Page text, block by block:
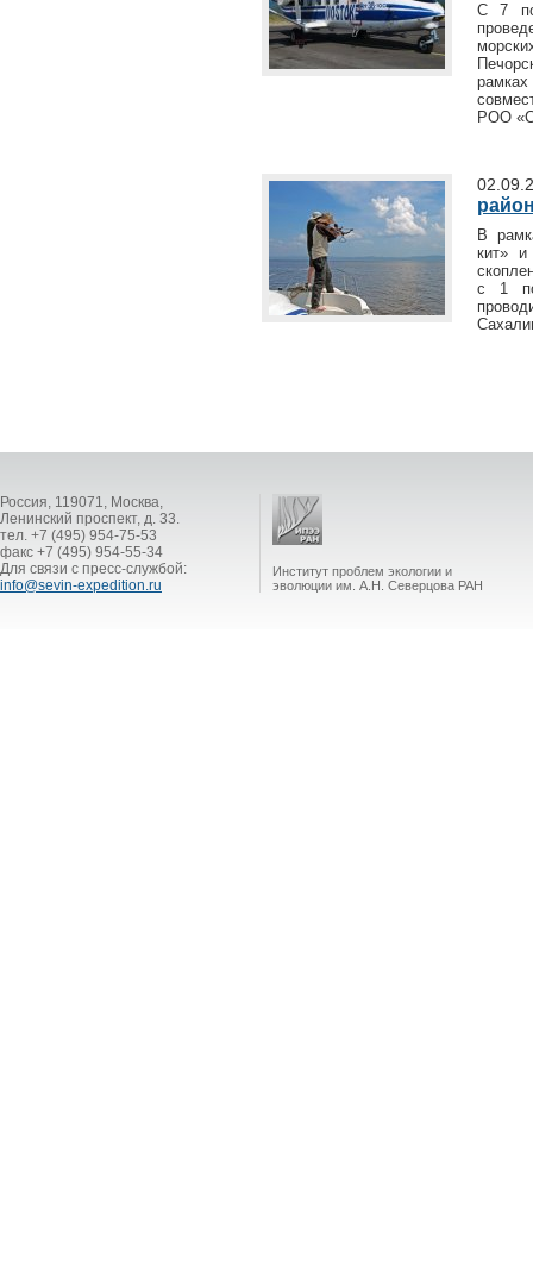
С 7 по
РОО
В
кит» и
с 1
Россия, 119071, Москва,
Ленинский проспект, д. 33.
тел. +7 (495) 954-75-53
факс +7 (495) 954-55-34
Для связи с пресс-службой:
info@sevin-expedition.ru
Институт проблем экологии и
эволюции им. А.Н. Северцова РАН